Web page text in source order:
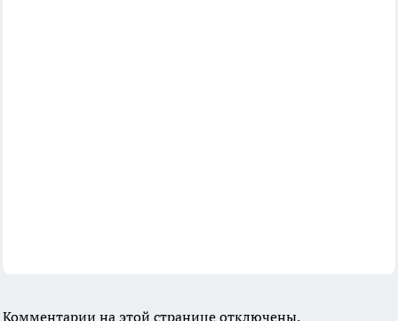
Комментарии на этой странице отключены.